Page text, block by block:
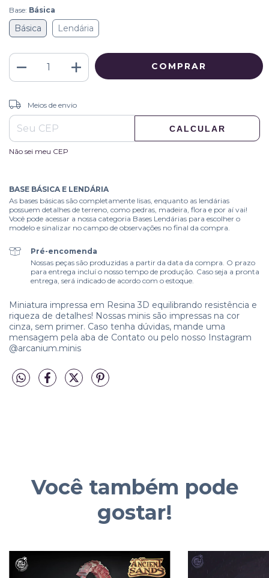
Base: Básica
Básica Lendária
Entregas para o CEP:
Meios de envio
CALCULAR
Não sei meu CEP
BASE BÁSICA E LENDÁRIA
As bases básicas são completamente lisas, enquanto as lendárias
possuem detalhes de terreno, como pedras, madeira, flora e por aí vai!
Você pode acessar a nossa categoria Bases Lendárias para escolher o
modelo e sinalizar no campo de observações no final da compra.
Pré-encomenda
Nossas peças são produzidas a partir da data da compra. O prazo
para entrega incluí o nosso tempo de produção. Caso seja a pronta
entrega, será indicado de acordo com o estoque.
Miniatura impressa em Resina 3D equilibrando resistência e
riqueza de detalhes! Nossas minis são impressas na cor
cinza, sem primer. Caso tenha dúvidas, mande uma
mensagem pela aba de Contato ou pelo nosso Instagram
@arcanium.minis
Você também pode
gostar!